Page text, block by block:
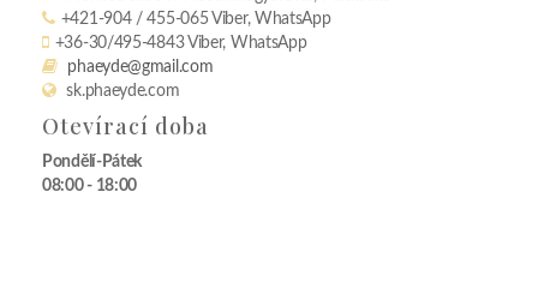
+421-904 / 455-065 Viber, WhatsApp
+36-30/495-4843 Viber, WhatsApp
phaeyde@gmail.com
sk.phaeyde.com
Otevírací doba
Pondělí-Pátek
08:00 - 18:00